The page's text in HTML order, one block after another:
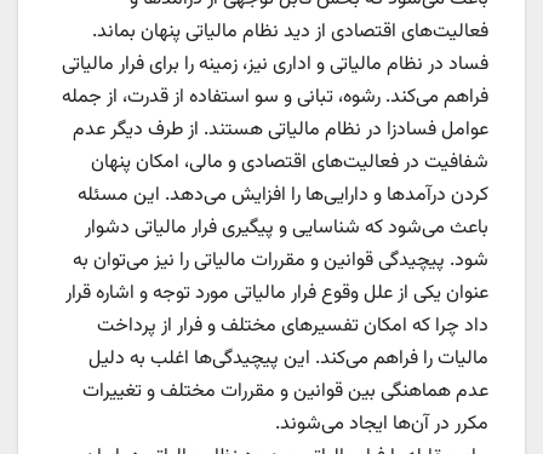
فعالیت‌های اقتصادی از دید نظام مالیاتی پنهان بماند.
فساد در نظام مالیاتی و اداری نیز، زمینه را برای فرار مالیاتی
فراهم می‌کند. رشوه، تبانی و سو استفاده از قدرت، از جمله
عوامل فسادزا در نظام مالیاتی هستند. از طرف دیگر عدم
شفافیت در فعالیت‌های اقتصادی و مالی، امکان پنهان
کردن درآمدها و دارایی‌ها را افزایش می‌دهد. این مسئله
باعث می‌شود که شناسایی و پیگیری فرار مالیاتی دشوار
شود. پیچیدگی قوانین و مقررات مالیاتی را نیز می‌توان به
عنوان یکی از علل وقوع فرار مالیاتی مورد توجه و اشاره قرار
داد چرا که امکان تفسیرهای مختلف و فرار از پرداخت
مالیات را فراهم می‌کند. این پیچیدگی‌ها اغلب به دلیل
عدم هماهنگی بین قوانین و مقررات مختلف و تغییرات
مکرر در آن‌ها ایجاد می‌شوند.